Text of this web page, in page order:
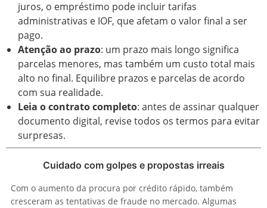
juros, o empréstimo pode incluir tarifas
administrativas e IOF, que afetam o valor final a ser
pago.
Atenção ao prazo: um prazo mais longo significa
parcelas menores, mas também um custo total mais
alto no final. Equilibre prazos e parcelas de acordo
com sua realidade.
Leia o contrato completo: antes de assinar qualquer
documento digital, revise todos os termos para evitar
surpresas.
Cuidado com golpes e propostas irreais
Com o aumento da procura por crédito rápido, também
cresceram as tentativas de fraude no mercado. Algumas